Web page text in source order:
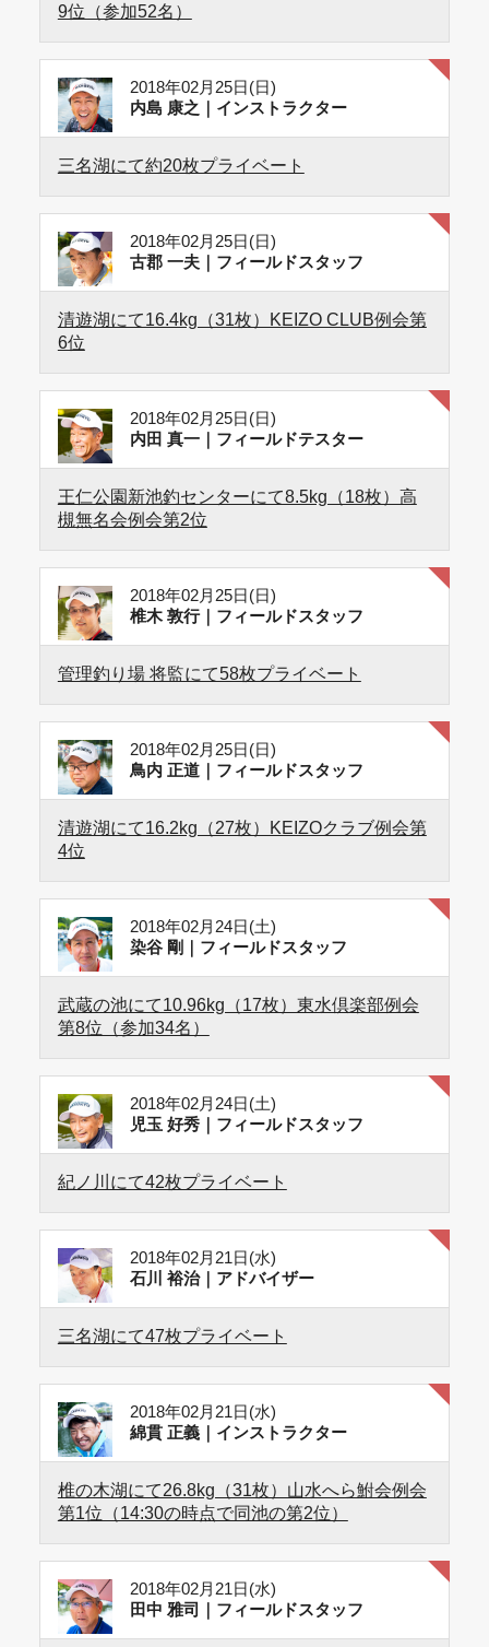
9位（参加52名）
2018年02月25日(日)
内島 康之｜インストラクター
三名湖にて約20枚プライベート
2018年02月25日(日)
古郡 一夫｜フィールドスタッフ
清遊湖にて16.4kg（31枚）KEIZO CLUB例会第
6位
2018年02月25日(日)
内田 真一｜フィールドテスター
王仁公園新池釣センターにて8.5kg（18枚）高
槻無名会例会第2位
2018年02月25日(日)
椎木 敦行｜フィールドスタッフ
管理釣り場 将監にて58枚プライベート
2018年02月25日(日)
鳥内 正道｜フィールドスタッフ
清遊湖にて16.2kg（27枚）KEIZOクラブ例会第
4位
2018年02月24日(土)
染谷 剛｜フィールドスタッフ
武蔵の池にて10.96kg（17枚）東水倶楽部例会
第8位（参加34名）
2018年02月24日(土)
児玉 好秀｜フィールドスタッフ
紀ノ川にて42枚プライベート
2018年02月21日(水)
石川 裕治｜アドバイザー
三名湖にて47枚プライベート
2018年02月21日(水)
綿貫 正義｜インストラクター
椎の木湖にて26.8kg（31枚）山水へら鮒会例会
第1位（14:30の時点で同池の第2位）
2018年02月21日(水)
田中 雅司｜フィールドスタッフ